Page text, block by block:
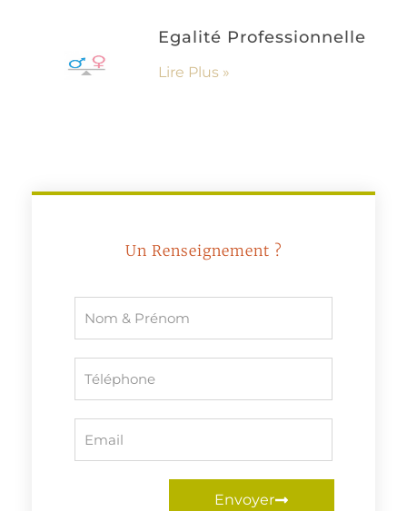
Egalité Professionnelle
Lire Plus »
Un Renseignement ?
Envoyer